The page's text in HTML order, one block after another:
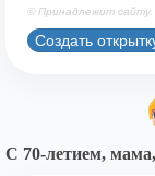
© Принадлежит сайту.
Создать
С 70-летием,